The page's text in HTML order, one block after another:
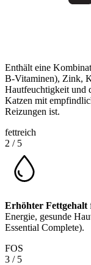
Enthält eine
B-Vitaminen), Zink,
Hautfeuchtigkeit und
Katzen mit
Reizungen ist.
fettreich
2 / 5
Erhöhter Fettgehalt
Energie, gesunde
Essential Complete).
FOS
3 / 5